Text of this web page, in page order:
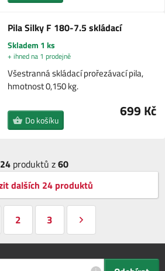
Pila Silky F 180-7.5 skládací
Skladem 1 ks
+ ihned na 1 prodejně
Všestranná skládací prořezávací pila,
hmotnost 0,150 kg.
699 Kč
Do košíku
24produktů z60
dalších 24 produktů
2 3